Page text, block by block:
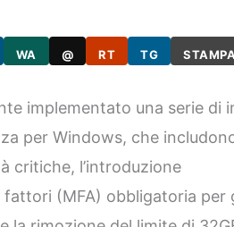
WA @ RT TG STAMPA
implementato una serie di
per Windows, che
critiche, l’introduzione
fattori (MFA) obbligatoria per